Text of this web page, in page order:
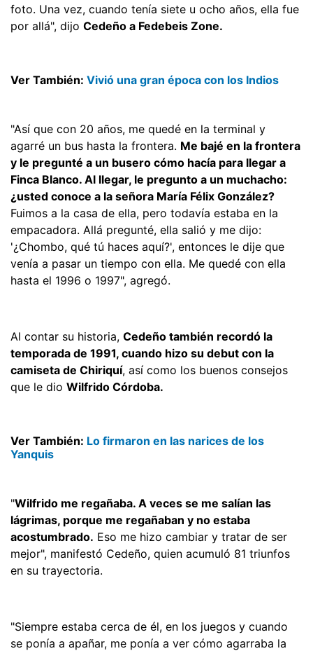
foto. Una vez, cuando tenía siete u ocho años, ella fue
por allá", dijo Cedeño a Fedebeis Zone.
Ver También: Vivió una gran época con los Indios
"Así que con 20 años, me quedé en la terminal y
agarré un bus hasta la frontera. Me bajé en la frontera
y le pregunté a un busero cómo hacía para llegar a
Finca Blanco. Al llegar, le pregunto a un muchacho:
¿usted conoce a la señora María Félix González?
Fuimos a la casa de ella, pero todavía estaba en la
empacadora. Allá pregunté, ella salió y me dijo:
'¿Chombo, qué tú haces aquí?', entonces le dije que
venía a pasar un tiempo con ella. Me quedé con ella
hasta el 1996 o 1997", agregó.
Al contar su historia, Cedeño también recordó la
temporada de 1991, cuando hizo su debut con la
camiseta de Chiriquí, así como los buenos consejos
que le dio Wilfrido Córdoba.
Ver También: Lo firmaron en las narices de los
Yanquis
"Wilfrido me regañaba. A veces se me salían las
lágrimas, porque me regañaban y no estaba
acostumbrado. Eso me hizo cambiar y tratar de ser
mejor", manifestó Cedeño, quien acumuló 81 triunfos
en su trayectoria.
"Siempre estaba cerca de él, en los juegos y cuando
se ponía a apañar, me ponía a ver cómo agarraba la